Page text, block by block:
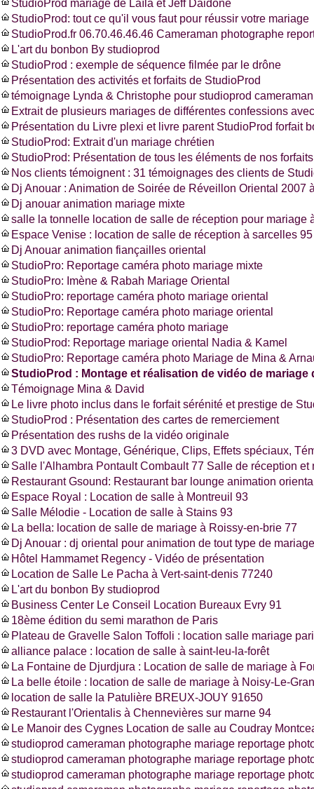
StudioProd mariage de Laïla et Jeff Daidone
StudioProd: tout ce qu'il vous faut pour réussir votre mariage
StudioProd.fr 06.70.46.46.46 Cameraman photographe
L'art du bonbon By studioprod
StudioProd : exemple de séquence filmée par le drône
Présentation des activités et forfaits de StudioProd
témoignage Lynda & Christophe pour studioprod
Extrait de plusieurs mariages de différentes confessions
Présentation du Livre plexi et livre parent StudioProd forfait
StudioProd: Extrait d'un mariage chrétien
StudioProd: Présentation de tous les éléments de nos forfaits
Nos clients témoignent : 31 témoignages des clients de
Dj Anouar : Animation de Soirée de Réveillon Oriental 2007
Dj anouar animation mariage mixte
salle la tonnelle location de salle de réception pour mariage
Espace Venise : location de salle de réception à sarcelles
Dj Anouar animation fiançailles oriental
StudioPro: Reportage caméra photo mariage mixte
StudioPro: Imène & Rabah Mariage Oriental
StudioPro: reportage caméra photo mariage oriental
StudioPro: Reportage caméra photo mariage oriental
StudioPro: reportage caméra photo mariage
StudioProd: Reportage mariage oriental Nadia & Kamel
StudioPro: Reportage caméra photo Mariage de Mina &
StudioProd : Montage et réalisation de vidéo de
Témoignage Mina & David
Le livre photo inclus dans le forfait sérénité et prestige de
StudioProd : Présentation des cartes de remerciement
Présentation des rushs de la vidéo originale
3 DVD avec Montage, Générique, Clips, Effets spéciaux,
Salle l'Alhambra Pontault Combault 77 Salle de réception et
Restaurant Gsound: Restaurant bar lounge animation
Espace Royal : Location de salle à Montreuil 93
Salle Mélodie - Location de salle à Stains 93
La bella: location de salle de mariage à Roissy-en-brie 77
Dj Anouar : dj oriental pour animation de tout type de mariage
Hôtel Hammamet Regency - Vidéo de présentation
Location de Salle Le Pacha à Vert-saint-denis 77240
L'art du bonbon By studioprod
Business Center Le Conseil Location Bureaux Evry 91
18ème édition du semi marathon de Paris
Plateau de Gravelle Salon Toffoli : location salle mariage
alliance palace : location de salle à saint-leu-la-forêt
La Fontaine de Djurdjura : Location de salle de mariage à
La belle étoile : location de salle de mariage à Noisy-Le-
location de salle la Patulière BREUX-JOUY 91650
Restaurant l'Orientalis à Chennevières sur marne 94
Le Manoir des Cygnes Location de salle au Coudray
studioprod cameraman photographe mariage reportage
studioprod cameraman photographe mariage reportage
studioprod cameraman photographe mariage reportage